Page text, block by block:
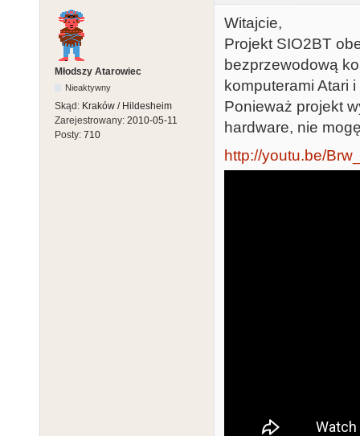
Młodszy Atarowiec
Nieaktywny
Skąd: Kraków / Hildesheim
Zarejestrowany: 2010-05-11
Posty: 710
Witajcie,
Projekt SIO2BT
bezprzewodową
komputerami Atari
Ponieważ projekt
hardware, nie
http://youtu.be/